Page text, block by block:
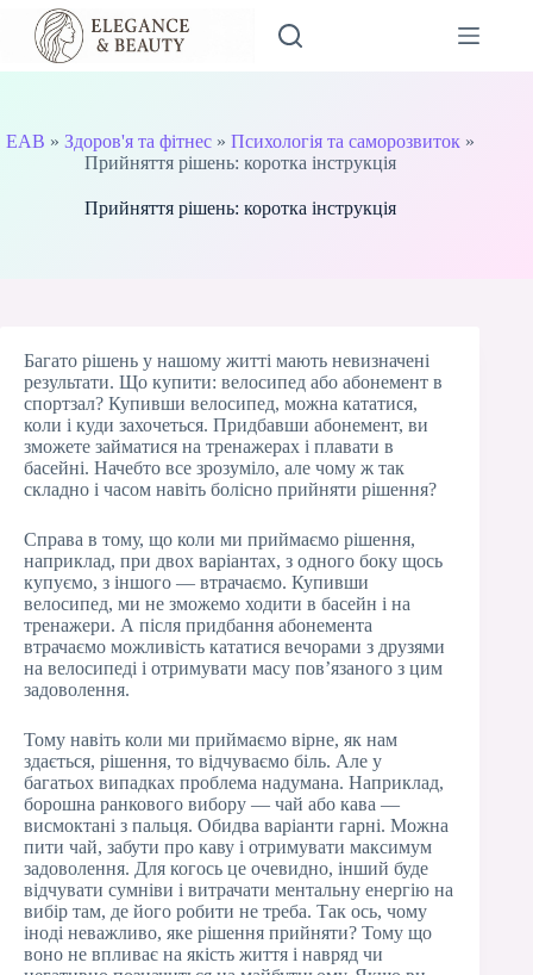
Перейти
вмісту
EAB » Здоров'я та фітнес» Психологія та саморозвиток»
Прийняття рішень: коротка інструкція
Прийняття рішень: коротка інструкція
Багато рішень у нашому житті мають невизначені
результати. Що купити: велосипед або абонемент в
спортзал? Купивши велосипед, можна кататися,
коли і куди захочеться. Придбавши абонемент, ви
зможете займатися на тренажерах і плавати в
басейні. Начебто все зрозуміло, але чому ж так
складно і часом навіть болісно прийняти рішення?
Справа в тому, що коли ми приймаємо рішення,
наприклад, при двох варіантах, з одного боку щось
купуємо, з іншого — втрачаємо. Купивши
велосипед, ми не зможемо ходити в басейн і на
тренажери. А після придбання абонемента
втрачаємо можливість кататися вечорами з друзями
на велосипеді і отримувати масу пов’язаного з цим
задоволення.
Тому навіть коли ми приймаємо вірне, як нам
здається, рішення, то відчуваємо біль. Але у
багатьох випадках проблема надумана. Наприклад,
борошна ранкового вибору — чай або кава —
висмоктані з пальця. Обидва варіанти гарні. Можна
пити чай, забути про каву і отримувати максимум
задоволення. Для когось це очевидно, інший буде
відчувати сумніви і витрачати ментальну енергію на
вибір там, де його робити не треба. Так ось, чому
іноді неважливо, яке рішення прийняти? Тому що
воно не впливає на якість життя і навряд чи